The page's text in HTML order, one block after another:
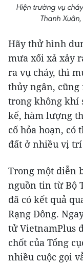
Hiện trường vụ
Thanh
Hãy thử hình
mưa xối xả xảy
ra vụ cháy, thì
thủy ngân,
trong không khí
kể, hàm lượng
cố hỏa hoạn, có
đất ở nhiều vị
Trong một diễn
nguồn tin từ Bộ
đã có kết quả
Rạng Đông.
tử VietnamPlus
chốt của Tổng
nhiều cuộc gọi